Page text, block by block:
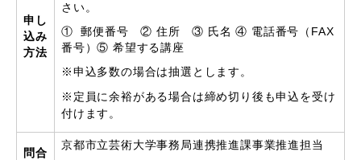
申し
込み
方法
さい。
① 郵便番号 ② 住所 ③ 氏名 ④ 電話番号（FAX
番号）⑤ 希望する講座
※申込多数の場合は抽選とします。
※定員に余裕がある場合は締め切り後も申込を受け
付けます。
問合
京都市立芸術大学事務局連携推進課事業推進担当